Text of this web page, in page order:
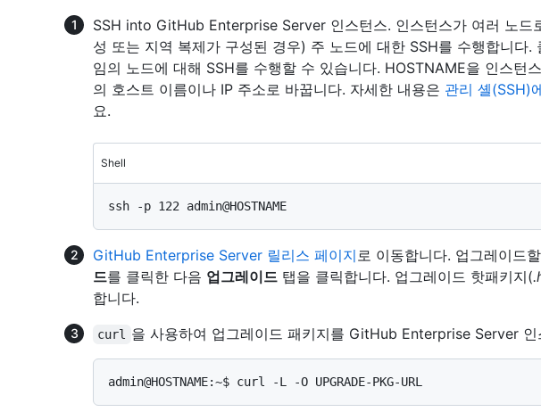
SSH into GitHub Enterprise Server 인스턴스. 인스턴스가 여러 노드
성 또는 지역 복제가 구성된 경우) 주 노드에 대한 SSH를 수행합니다.
임의 노드에 대해 SSH를 수행할 수 있습니다. HOSTNAME을 인스턴
의 호스트 이름이나 IP 주소로 바꿉니다. 자세한 내용은 관리 셸(SSH)
요.
Shell
GitHub Enterprise Server 릴리스 페이지로 이동합니다. 업그레이드
드를 클릭한 다음 업그레이드 탭을 클릭합니다. 업그레이드 핫패키지(
합니다.
curl 을 사용하여 업그레이드 패키지를 GitHub Enterprise Server 인